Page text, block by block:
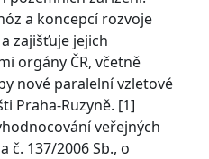
a koncepcí rozvoje
zajišťuje jejich
orgány ČR, včetně
nové paralelní vzletové
Praha-Ruzyně. [1]
veřejných
č. 137/2006 Sb., o